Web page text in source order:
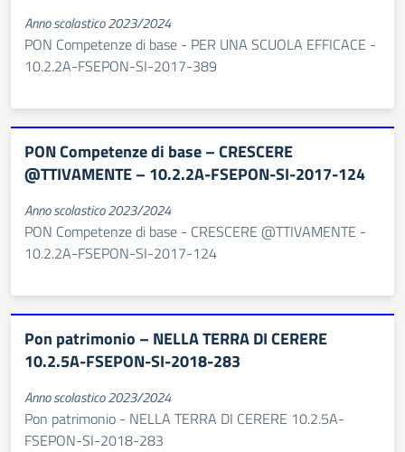
Anno scolastico 2023/2024
PON Competenze di base - PER UNA SCUOLA EFFICACE -
10.2.2A-FSEPON-SI-2017-389
PON Competenze di base – CRESCERE
@TTIVAMENTE – 10.2.2A-FSEPON-SI-2017-124
Anno scolastico 2023/2024
PON Competenze di base - CRESCERE @TTIVAMENTE -
10.2.2A-FSEPON-SI-2017-124
Pon patrimonio – NELLA TERRA DI CERERE
10.2.5A-FSEPON-SI-2018-283
Anno scolastico 2023/2024
Pon patrimonio - NELLA TERRA DI CERERE 10.2.5A-
FSEPON-SI-2018-283